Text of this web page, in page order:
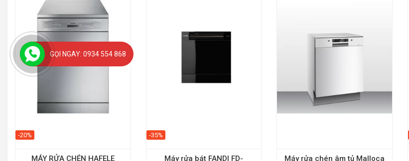
-20%
MÁY RỬA CHÉN HAFELE
-35%
Máy rửa bát FANDI FD-
Máy rửa chén âm tủ Malloca
GỌI NGAY: 0934 554 868